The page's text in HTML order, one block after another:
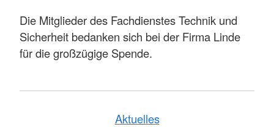
Die Mitglieder des Fachdienstes Technik und
Sicherheit bedanken sich bei der Firma Linde
für die großzügige Spende.
Aktuelles